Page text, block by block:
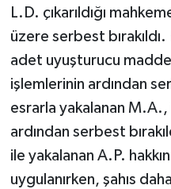
L.D. çıkarıldığı
üzere serbest
adet uyuşturucu madde
işlemlerinin ardından
esrarla yakalanan M.A.,
ardından serbest
ile yakalanan A.P.
uygulanırken, şahıs